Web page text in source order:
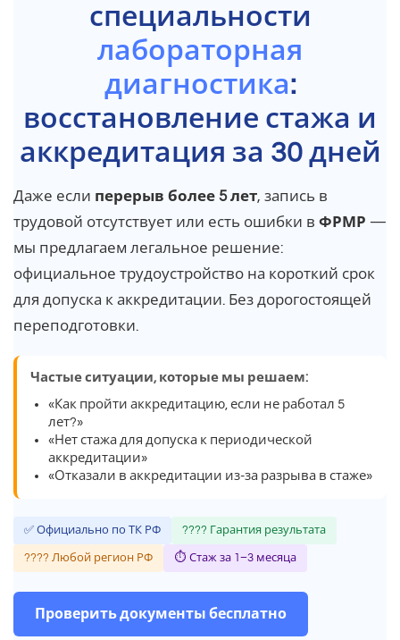
специальности
лабораторная
диагностика:
восстановление стажа и
аккредитация за 30 дней
Даже если перерыв более 5 лет, запись в
трудовой отсутствует или есть ошибки в ФРМР —
мы предлагаем легальное решение:
официальное трудоустройство на короткий срок
для допуска к аккредитации. Без дорогостоящей
переподготовки.
Частые ситуации, которые мы решаем:
«Как пройти аккредитацию, если не работал 5
лет?»
«Нет стажа для допуска к периодической
аккредитации»
«Отказали в аккредитации из-за разрыва в стаже»
✅ Официально по ТК РФ ???? Гарантия результата
???? Любой регион РФ ⏱ Стаж за 1–3 месяца
Проверить документы бесплатно